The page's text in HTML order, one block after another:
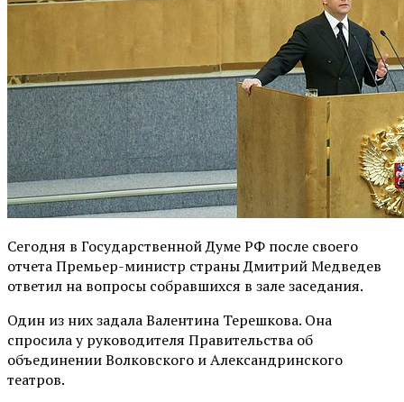
Сегодня в Государственной Думе РФ после своего
отчета Премьер-министр страны Дмитрий Медведев
ответил на вопросы собравшихся в зале заседания.
Один из них задала Валентина Терешкова. Она
спросила у руководителя Правительства об
объединении Волковского и Александринского
театров.